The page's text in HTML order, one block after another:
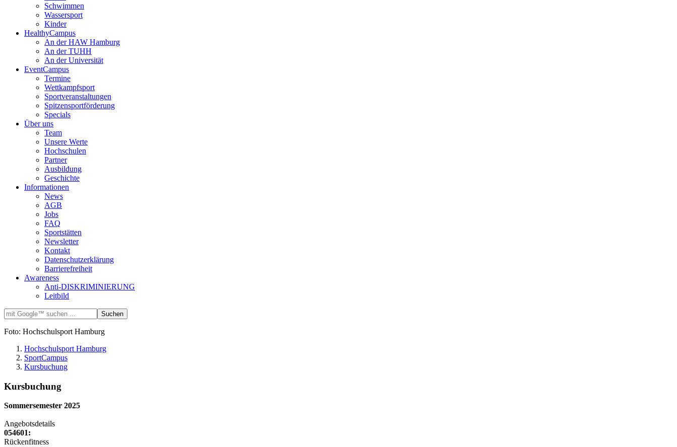
Schwimmen
Wassersport
Kinder
HealthyCampus
An der HAW Hamburg
An der TUHH
An der Universität
EventCampus
Termine
Wettkampfsport
Sportveranstaltungen
Spitzensportförderung
Specials
Über uns
Team
Unsere Werte
Hochschulen
Partner
Ausbildung
Geschichte
Informationen
News
AGB
Jobs
FAQ
Sportstätten
Newsletter
Kontakt
Datenschutzerklärung
Barrierefreiheit
Awareness
Anti-DISKRIMINIERUNG
Leitbild
Foto: Hochschulsport Hamburg
Hochschulsport Hamburg
SportCampus
Kursbuchung
Kursbuchung
Sommersemester 2025
Angebotsdetails
054601:
Rückenfitness